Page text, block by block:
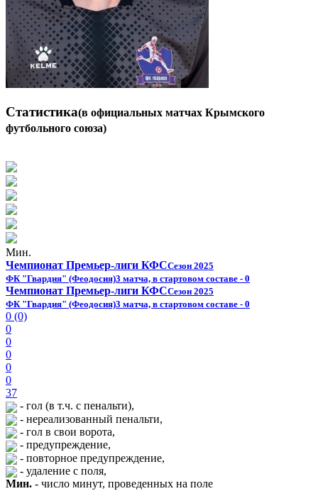
Статистика(в официальных матчах Крымского
футбольного союза)
Мин.
Чемпионат Премьер-лиги КФССезон 2025
ФК "Гвардия" (Феодосия)3 матча, в стартовом составе - 0
Чемпионат Премьер-лиги КФССезон 2025
ФК "Гвардия" (Феодосия)3 матча, в стартовом составе - 0
0 (0)
0
0
0
0
0
37
- гол (в т.ч. с пенальти),
- нереализованный пенальти,
- гол в свои ворота,
- предупреждение,
- повторное предупреждение,
- удаление с поля,
Мин. - число минут, проведенных на поле